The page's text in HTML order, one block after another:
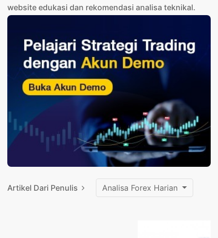
website edukasi dan rekomendasi analisa teknikal.
Artikel Dari Penulis Analisa Forex Harian